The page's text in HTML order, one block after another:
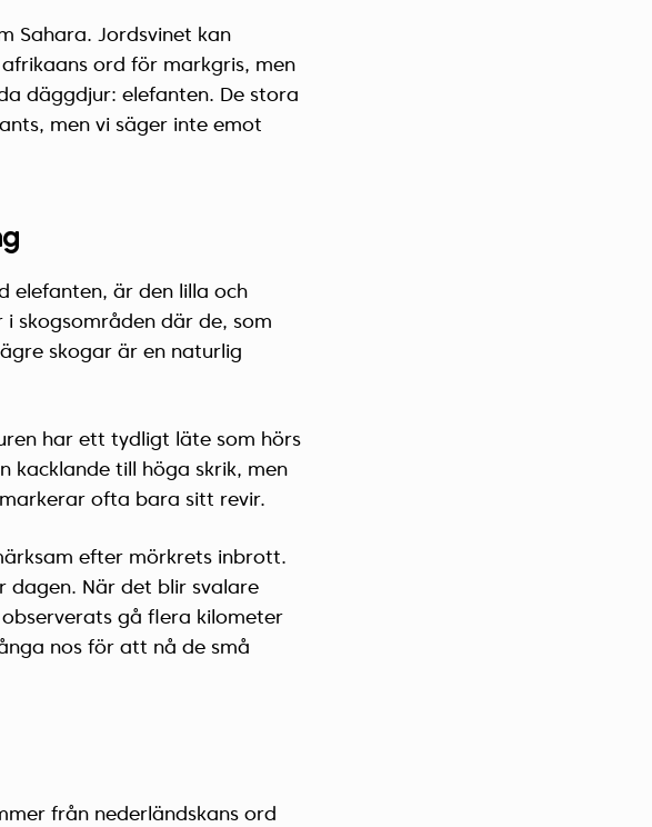
Sahara. Jordsvinet kan
ord för markgris, men
däggdjur: elefanten. De stora
men vi säger inte emot
elefanten, är den lilla och
i skogsområden där de, som
skogar är en naturlig
har ett tydligt läte som hörs
kacklande till höga skrik, men
ofta bara sitt revir.
efter mörkrets inbrott.
dagen. När det blir svalare
gå flera kilometer
nos för att nå de små
från nederländskans ord